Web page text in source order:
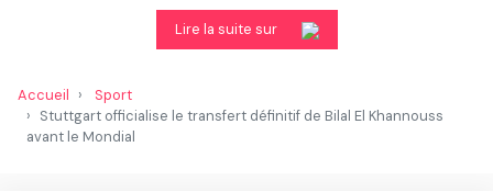
Lire la suite sur
Accueil
Sport
Stuttgart officialise le transfert définitif de Bilal El Khannouss
avant le Mondial